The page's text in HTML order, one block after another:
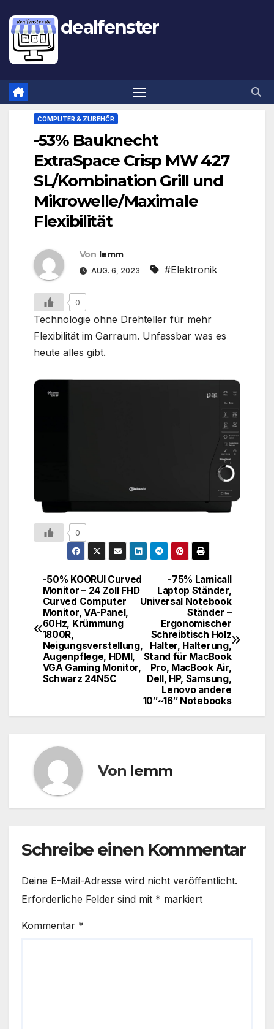
dealfenster
COMPUTER & ZUBEHÖR
-53% Bauknecht
ExtraSpace Crisp MW 427
SL/Kombination Grill und
Mikrowelle/Maximale
Flexibilität
Von lemm
AUG. 6, 2023 #Elektronik
0
Technologie ohne Drehteller für mehr
Flexibilität im Garraum. Unfassbar was es
heute alles gibt.
0
-75% Lamicall
Laptop Ständer,
Universal Notebook
Ständer –
Ergonomischer
Schreibtisch Holz
Halter, Halterung,
Stand für MacBook
Pro, MacBook Air,
Dell, HP, Samsung,
Lenovo andere
10″~16″ Notebooks
-50% KOORUI Curved
Monitor – 24 Zoll FHD
Curved Computer
Monitor, VA-Panel,
60Hz, Krümmung
1800R,
Neigungsverstellung,
Augenpflege, HDMI,
VGA Gaming Monitor,
Schwarz 24N5C
Von lemm
Schreibe einen Kommentar
Deine E-Mail-Adresse wird nicht veröffentlicht.
Erforderliche Felder sind mit * markiert
Kommentar *